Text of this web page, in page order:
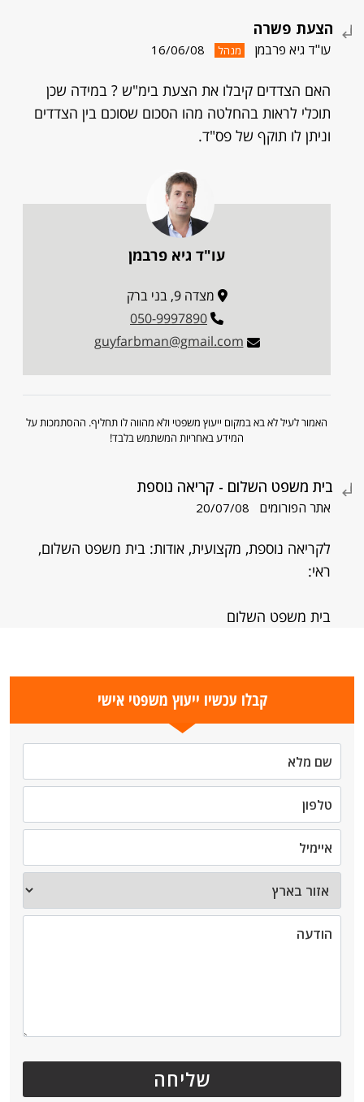
הצעת פשרה
עו"ד גיא פרבמן מנהל 16/06/08
האם הצדדים קיבלו את הצעת בימ"ש ? במידה שכן
תוכלי לראות בהחלטה מהו הסכום שסוכם בין הצדדים
וניתן לו תוקף של פס"ד.
עו"ד גיא פרבמן
מצדה 9, בני ברק
050-9997890
guyfarbman@gmail.com
האמור לעיל לא בא במקום ייעוץ משפטי ולא מהווה לו תחליף. ההסתמכות על
המידע באחריות המשתמש בלבד!
בית משפט השלום - קריאה נוספת
אתר הפורומים 20/07/08
לקריאה נוספת, מקצועית, אודות: בית משפט השלום,
ראי:
בית משפט השלום
קבלו עכשיו ייעוץ משפטי אישי